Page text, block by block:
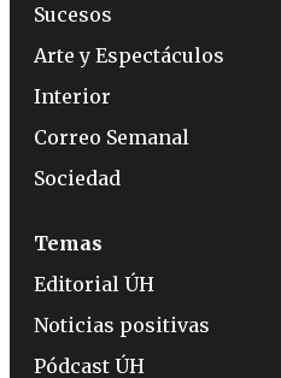
Sucesos
Arte y Espectáculos
Interior
Correo Semanal
Sociedad
Temas
Editorial ÚH
Noticias positivas
Pódcast ÚH